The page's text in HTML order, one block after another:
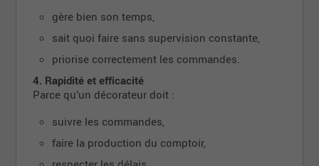
gère bien son temps,
sait quoi faire sans supervision constante,
priorise correctement les commandes.
4. Rapidité et efficacité
Parce qu’un décorateur doit :
suivre les commandes,
faire la production du comptoir,